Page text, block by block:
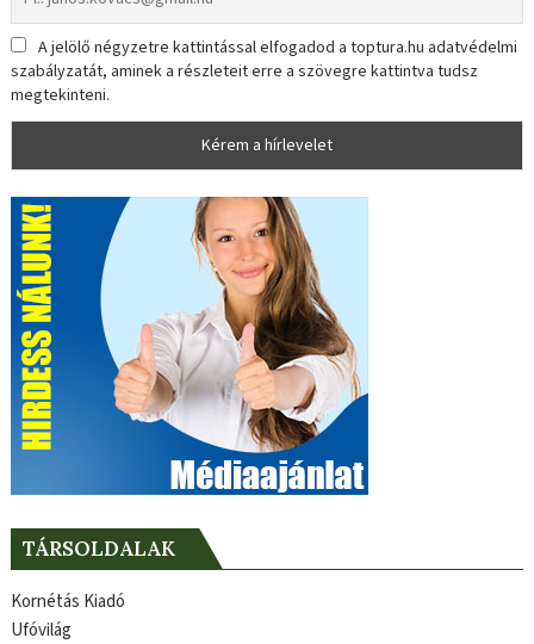
A jelölő négyzetre kattintással elfogadod a toptura.hu adatvédelmi
szabályzatát, aminek a részleteit erre a szövegre kattintva tudsz
megtekinteni.
TÁRSOLDALAK
Kornétás Kiadó
Ufóvilág